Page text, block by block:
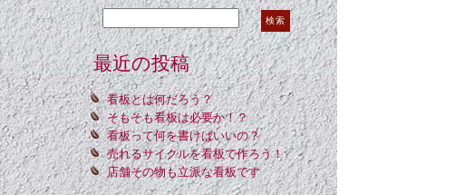
Search for:
最近の投稿
看板とは何だろう？
そもそも看板は必要か！？
看板って何を書けばいいの？
売れるサイクルを看板で作ろう！
店舗その物も立派な看板です